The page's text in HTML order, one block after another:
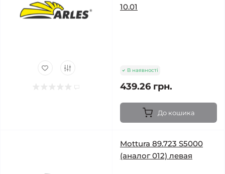
10.01
В наявності
439.26 грн.
До кошика
Mottura 89.723 S5000
(аналог 012) левая